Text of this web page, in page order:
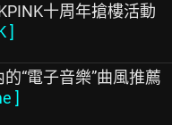
十周年搶樓活動
]
“電子音樂”曲風推薦
]